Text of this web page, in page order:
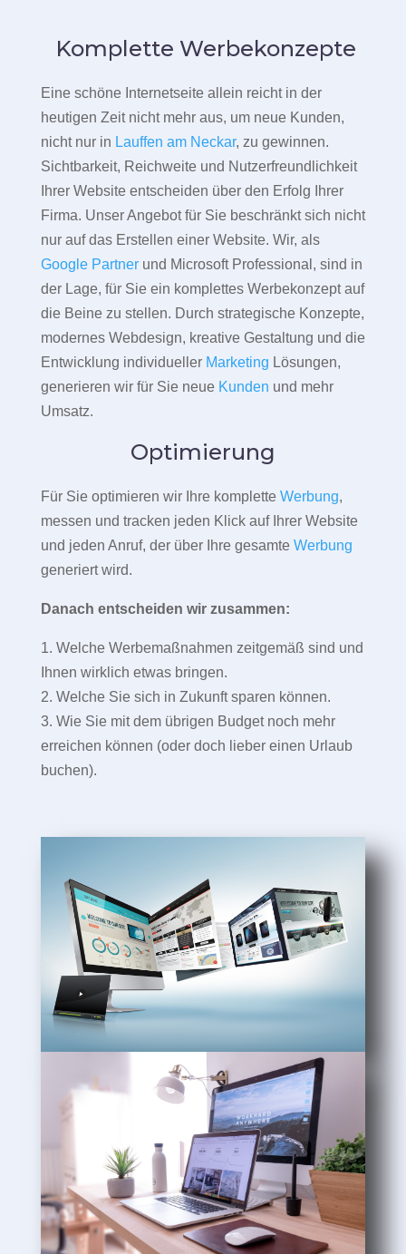
Komplette Werbekonzepte
Eine schöne Internetseite allein reicht in der
heutigen Zeit nicht mehr aus, um neue Kunden,
nicht nur in Lauffen am Neckar, zu gewinnen.
Sichtbarkeit, Reichweite und Nutzerfreundlichkeit
Ihrer Website entscheiden über den Erfolg Ihrer
Firma. Unser Angebot für Sie beschränkt sich nicht
nur auf das Erstellen einer Website. Wir, als
Google Partnerund Microsoft Professional, sind in
der Lage, für Sie ein komplettes Werbekonzept auf
die Beine zu stellen. Durch strategische Konzepte,
modernes Webdesign, kreative Gestaltung und die
Entwicklung individueller Marketing Lösungen,
generieren wir für Sie neue Kunden und mehr
Umsatz.
Optimierung
Für Sie optimieren wir Ihre komplette Werbung,
messen und tracken jeden Klick auf Ihrer Website
und jeden Anruf, der über Ihre gesamte Werbung
generiert wird.
Danach entscheiden wir zusammen:
1. Welche Werbemaßnahmen zeitgemäß sind und
Ihnen wirklich etwas bringen.
2. Welche Sie sich in Zukunft sparen können.
3. Wie Sie mit dem übrigen Budget noch mehr
erreichen können (oder doch lieber einen Urlaub
buchen).